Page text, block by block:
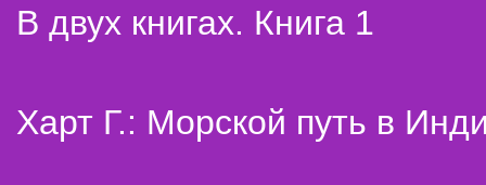
В двух книгах. Книга 1
Харт Г.: Морской путь в